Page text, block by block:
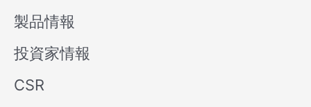
製品情報
投資家情報
CSR